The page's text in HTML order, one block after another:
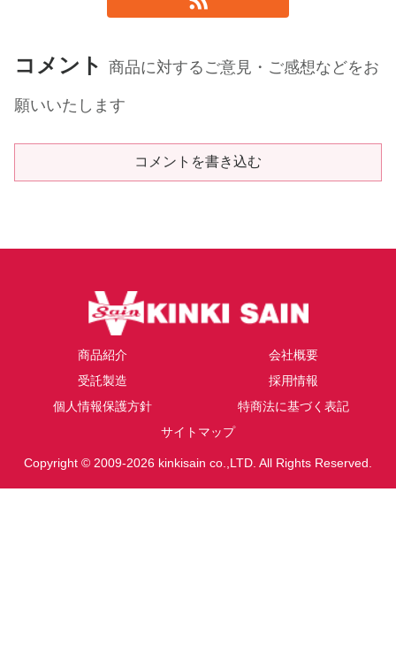
コメント 商品に対するご意見・ご感想などをお
願いいたします
コメントを書き込む
商品紹介
会社概要
受託製造
採用情報
個人情報保護方針
特商法に基づく表記
サイトマップ
Copyright © 2009-2026 kinkisain co.,LTD. All Rights Reserved.